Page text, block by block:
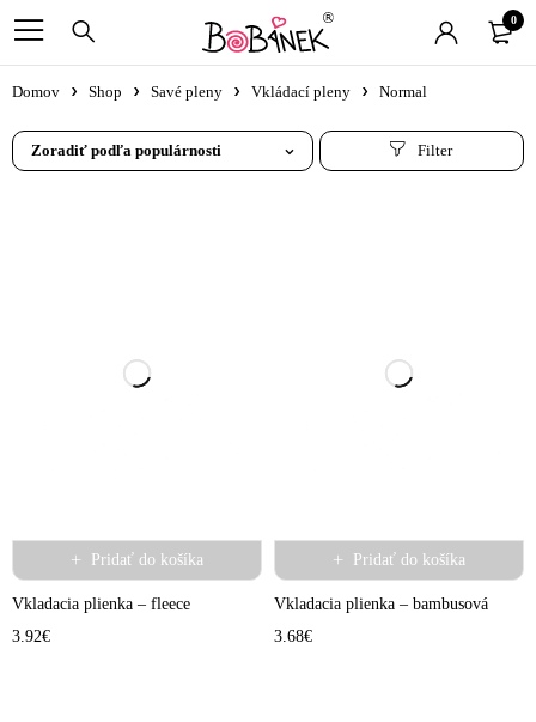
0
Domov Shop Savé pleny Vkládací pleny Normal
Zoradiť podľa populárnosti
Pridať do košíka
Vkladacia plienka – fleece
3.92€
Pridať do košíka
Vkladacia plienka – bambusová
3.68€